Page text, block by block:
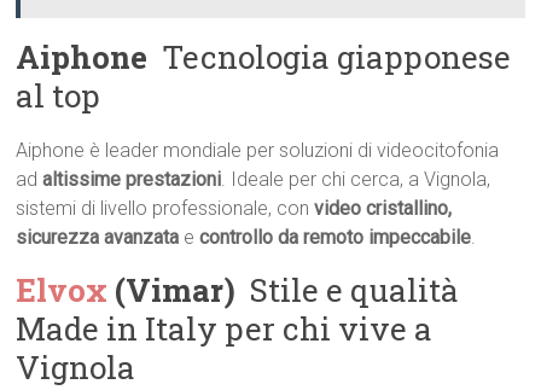
Aiphone  Tecnologia giapponese
al top
Aiphone è leader mondiale per soluzioni di videocitofonia
adaltissime prestazioni. Ideale per chi cerca, a Vignola,
sistemi di livello professionale, convideo cristallino,
sicurezza avanzata econtrollo da remoto impeccabile.
Elvox (Vimar)  Stile e qualità
Made in Italy per chi vive a
Vignola